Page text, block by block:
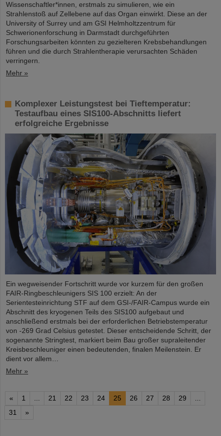
Wissenschaftler*innen, erstmals zu simulieren, wie ein
Strahlenstoß auf Zellebene auf das Organ einwirkt. Diese an der
University of Surrey und am GSI Helmholtzzentrum für
Schwerionenforschung in Darmstadt durchgeführten
Forschungsarbeiten könnten zu gezielteren Krebsbehandlungen
führen und die durch Strahlentherapie verursachten Schäden
verringern.
Mehr »
Komplexer Leistungstest bei Tieftemperatur:
Testaufbau eines SIS100-Abschnitts liefert
erfolgreiche Ergebnisse
Ein wegweisender Fortschritt wurde vor kurzem für den großen
FAIR-Ringbeschleunigers SIS 100 erzielt: An der
Serientesteinrichtung STF auf dem GSI-/FAIR-Campus wurde ein
Abschnitt des kryogenen Teils des SIS100 aufgebaut und
anschließend erstmals bei der erforderlichen Betriebstemperatur
von -269 Grad Celsius getestet. Dieser entscheidende Schritt, der
sogenannte Stringtest, markiert beim Bau großer supraleitender
Kreisbeschleuniger einen bedeutenden, finalen Meilenstein. Er
dient vor allem…
Mehr »
« 1 21 22 23 24 25 26 27 28 29
31
»